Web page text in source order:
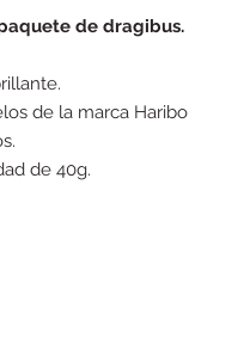
de dragibus.
de la marca Haribo
de 40g.